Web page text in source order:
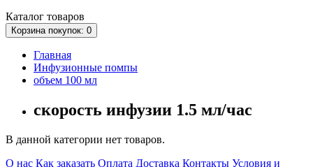
Каталог товаров
Корзинапокупок: 0
Главная
Инфузионные помпы
объем 100 мл
скорость инфузии 1.5 мл/час
В данной категории нет товаров.
О нас Как заказать Оплата Доставка Контакты Условия и